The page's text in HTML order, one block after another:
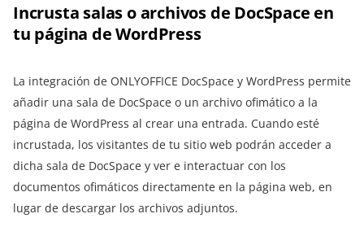
Incrusta salas o archivos de DocSpace en
tu página de WordPress
La integración de ONLYOFFICE DocSpace y WordPress permite
añadir una sala de DocSpace o un archivo ofimático a la
página de WordPress al crear una entrada. Cuando esté
incrustada, los visitantes de tu sitio web podrán acceder a
dicha sala de DocSpace y ver e interactuar con los
documentos ofimáticos directamente en la página web, en
lugar de descargar los archivos adjuntos.